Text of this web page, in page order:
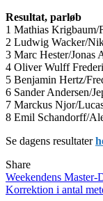
Resultat, parløb
1 Mathias Krigbaum/
2 Ludwig Wacker/
3 Marc Hester/Jonas
4 Oliver Wulff
5 Benjamin Hertz/
6 Sander Andersen/
7 Marckus Njor/
8 Emil Schandorff/
Se dagens resultater
Share
Weekendens
Korrektion i antal